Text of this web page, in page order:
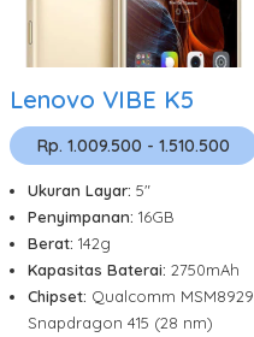
Lenovo VIBE K5
Rp. 1.009.500 - 1.510.500
Ukuran Layar: 5"
Penyimpanan: 16GB
Berat: 142g
Kapasitas Baterai: 2750mAh
Chipset: Qualcomm MSM8929
Snapdragon 415 (28 nm)